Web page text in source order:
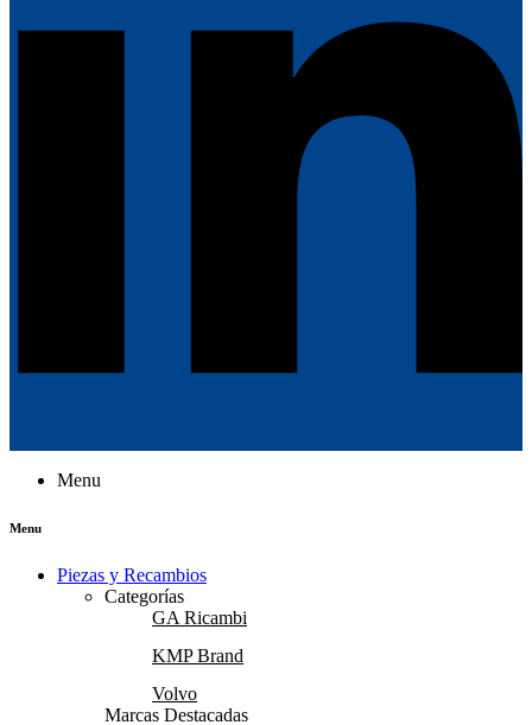
Menu
Menu
Piezas y Recambios
Categorías
GA Ricambi
KMP Brand
Volvo
Marcas Destacadas